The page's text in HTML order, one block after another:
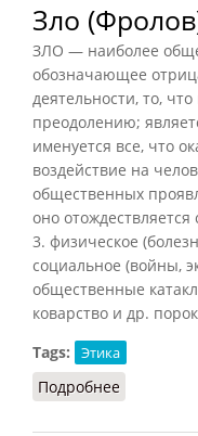
Зло
ЗЛО — наиболее
обозначающее
деятельности, то,
преодолению;
именуется все, что
воздействие на
общественных
оно
3. физическое
социальное (войны,
общественные
коварство и др.
Tags:
Этика
Подробнее